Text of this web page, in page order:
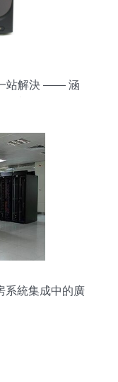
站解決 —— 涵
系統集成中的廣